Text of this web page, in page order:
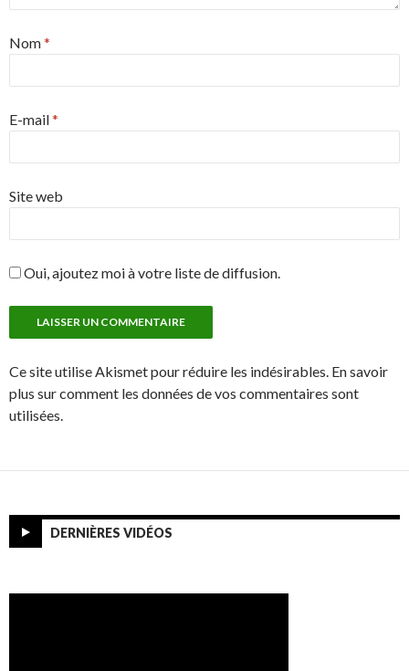
Nom*
E-mail*
Site web
Oui, ajoutez moi à votre liste de diffusion.
Ce site utilise Akismet pour réduire les indésirables. En savoir
plus sur comment les données de vos commentaires sont
utilisées.
DERNIÈRES VIDÉOS